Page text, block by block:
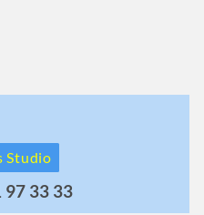
Studio
97 33 33